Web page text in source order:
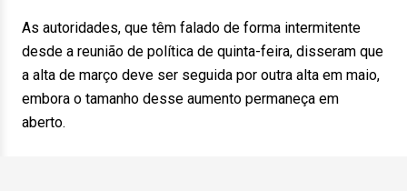
As autoridades, que têm falado de forma intermitente
desde a reunião de política de quinta-feira, disseram que
a alta de março deve ser seguida por outra alta em maio,
embora o tamanho desse aumento permaneça em
aberto.